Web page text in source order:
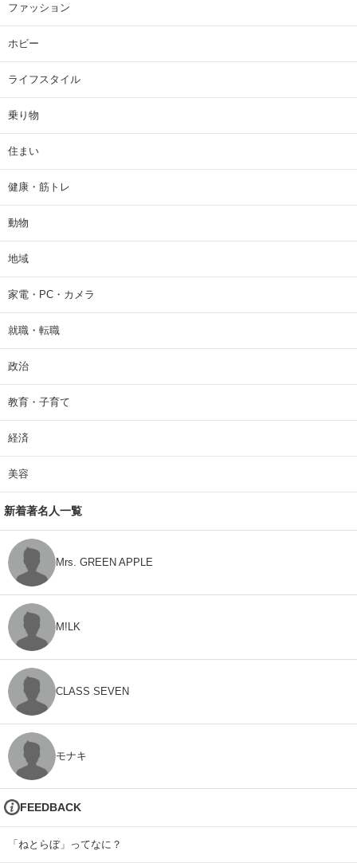
ファッション
ホビー
ライフスタイル
乗り物
住まい
健康・筋トレ
動物
地域
家電・PC・カメラ
就職・転職
政治
教育・子育て
経済
美容
新着著名人一覧
Mrs. GREEN APPLE
M!LK
CLASS SEVEN
モナキ
FEEDBACK
「ねとらぼ」ってなに？